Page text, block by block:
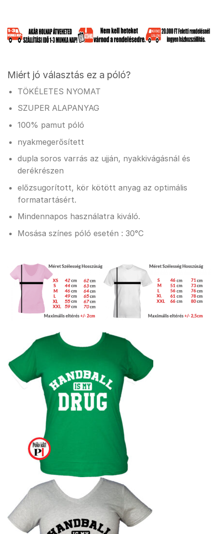
Miért jó választás ez a póló?
TÖKÉLETES NYOMAT
SZUPER ALAPANYAG
100% pamut póló
nyakmegerősített
dupla soros varrás az ujján, nyakkivágásnál és
derékrészen
előzsugorított, kör kötött anyag az optimális
formatartásért.
Mindennapos használatra kiváló.
Mosása színes póló esetén : 30°C